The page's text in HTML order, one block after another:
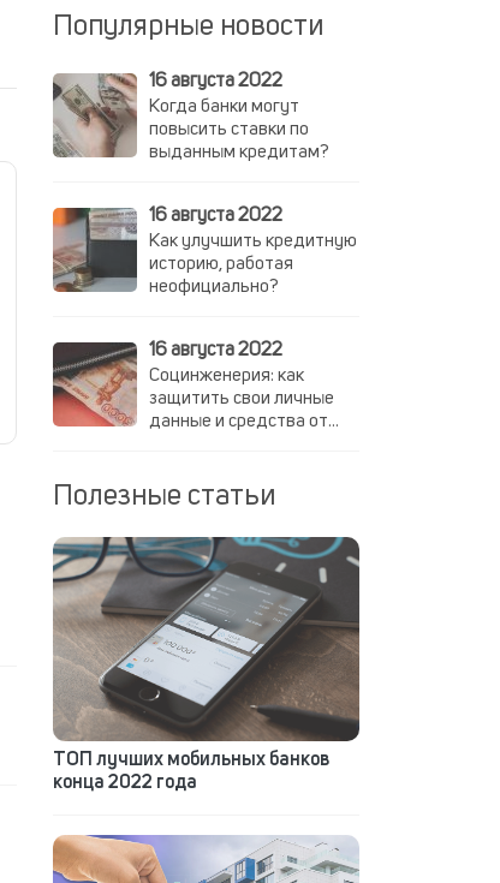
Популярные новости
16 августа 2022
Когда банки могут
повысить ставки по
выданным кредитам?
16 августа 2022
Как улучшить кредитную
историю, работая
неофициально?
16 августа 2022
Социнженерия: как
защитить свои личные
данные и средства от
Полезные статьи
ТОП лучших мобильных банков
конца 2022 года